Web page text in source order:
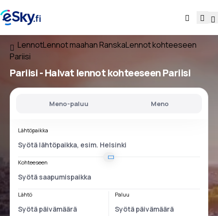
LennotLennot maahan RanskaLennot kohteeseen
Pariisi
Pariisi - Halvat lennot kohteeseen Pariisi
Meno-paluu Meno
Lähtöpaikka
Kohteeseen
Lähtö Paluu